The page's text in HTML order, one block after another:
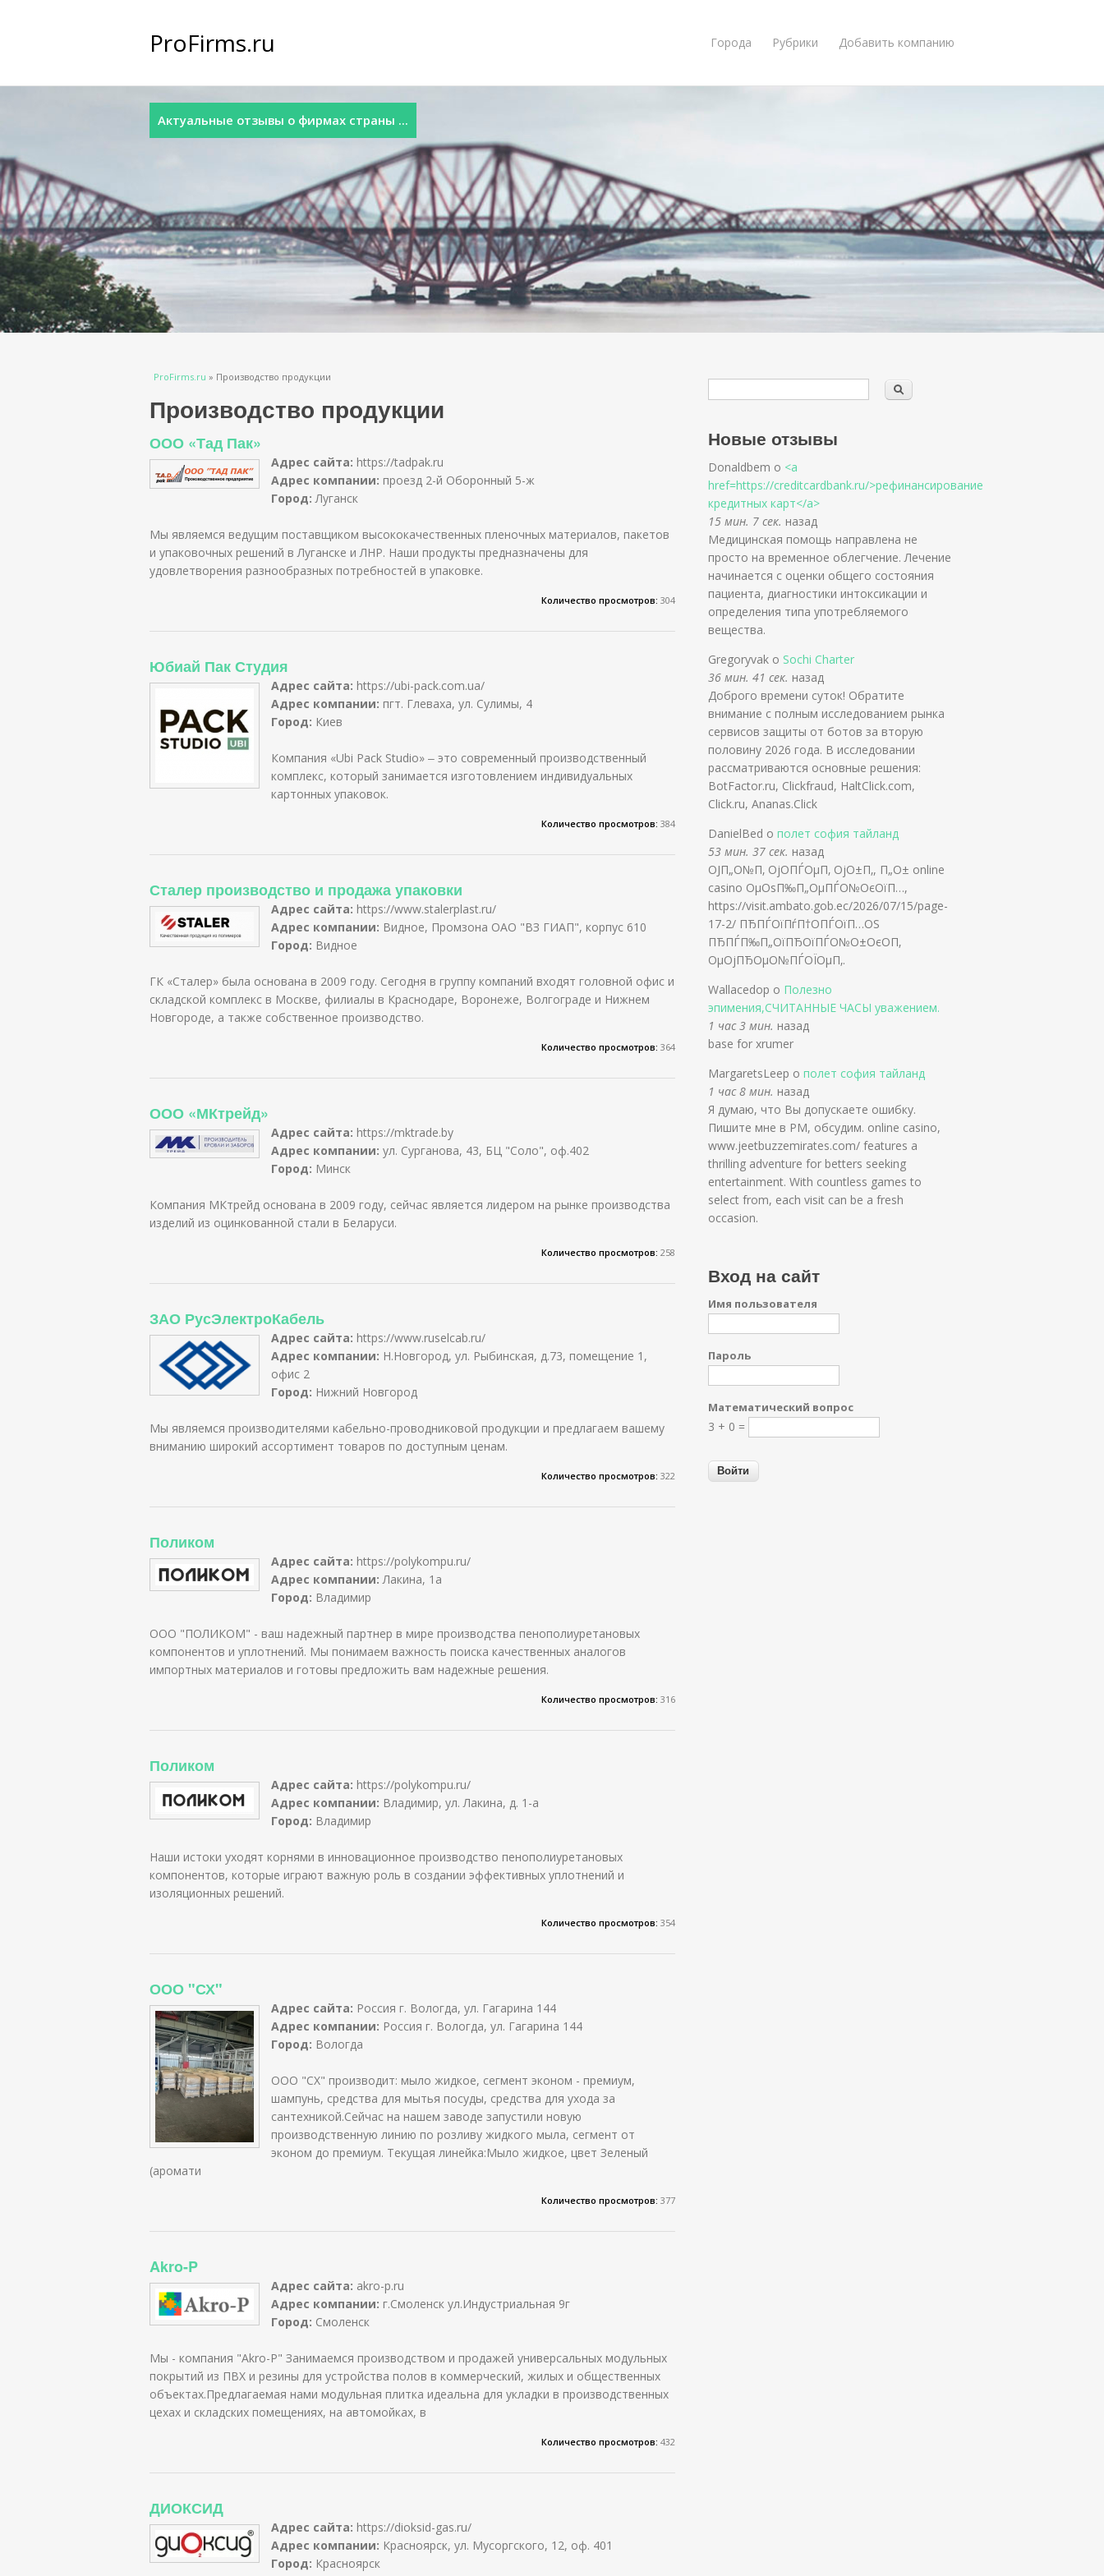
ProFirms.ru Города Рубрики Добавить компанию
Актуальные отзывы о фирмах страны ...
Вы здесь
ProFirms.ru » Производство продукции
Производство продукции
ООО «Тад Пак»
Адрес сайта: https://tadpak.ru
Адрес компании: проезд 2-й Оборонный 5-ж
Город: Луганск
Мы являемся ведущим поставщиком высококачественных пленочных материалов, пакетов
и упаковочных решений в Луганске и ЛНР. Наши продукты предназначены для
удовлетворения разнообразных потребностей в упаковке.
Количество просмотров: 304
Юбиай Пак Студия
Адрес сайта: https://ubi-pack.com.ua/
Адрес компании: пгт. Глеваха, ул. Сулимы, 4
Город: Киев
Компания «Ubi Pack Studio» ‒ это современный производственный
комплекс, который занимается изготовлением индивидуальных
картонных упаковок.
Количество просмотров: 384
Сталер производство и продажа упаковки
Адрес сайта: https://www.stalerplast.ru/
Адрес компании: Видное, Промзона ОАО "ВЗ ГИАП", корпус 610
Город: Видное
ГК «Сталер» была основана в 2009 году. Сегодня в группу компаний входят головной офис и
складской комплекс в Москве, филиалы в Краснодаре, Воронеже, Волгограде и Нижнем
Новгороде, а также собственное производство.
Количество просмотров: 364
ООО «МКтрейд»
Адрес сайта: https://mktrade.by
Адрес компании: ул. Сурганова, 43, БЦ "Соло", оф.402
Город: Минск
Компания МКтрейд основана в 2009 году, сейчас является лидером на рынке производства
изделий из оцинкованной стали в Беларуси.
Количество просмотров: 258
ЗАО РусЭлектроКабель
Адрес сайта: https://www.ruselcab.ru/
Адрес компании: Н.Новгород, ул. Рыбинская, д.73, помещение 1,
офис 2
Город: Нижний Новгород
Мы являемся производителями кабельно-проводниковой продукции и предлагаем вашему
вниманию широкий ассортимент товаров по доступным ценам.
Количество просмотров: 322
Поликом
Адрес сайта: https://polykompu.ru/
Адрес компании: Лакина, 1а
Город: Владимир
ООО "ПОЛИКОМ" - ваш надежный партнер в мире производства пенополиуретановых
компонентов и уплотнений. Мы понимаем важность поиска качественных аналогов
импортных материалов и готовы предложить вам надежные решения.
Количество просмотров: 316
Поликом
Адрес сайта: https://polykompu.ru/
Адрес компании: Владимир, ул. Лакина, д. 1-а
Город: Владимир
Наши истоки уходят корнями в инновационное производство пенополиуретановых
компонентов, которые играют важную роль в создании эффективных уплотнений и
изоляционных решений.
Количество просмотров: 354
ООО "СХ"
Адрес сайта: Россия г. Вологда, ул. Гагарина 144
Адрес компании: Россия г. Вологда, ул. Гагарина 144
Город: Вологда
ООО "СХ" производит: мыло жидкое, сегмент эконом - премиум,
шампунь, средства для мытья посуды, средства для ухода за
сантехникой.Сейчас на нашем заводе запустили новую
производственную линию по розливу жидкого мыла, сегмент от
эконом до премиум. Текущая линейка:Мыло жидкое, цвет Зеленый
(аромати
Количество просмотров: 377
Akro-P
Адрес сайта: akro-p.ru
Адрес компании: г.Смоленск ул.Индустриальная 9г
Город: Смоленск
Мы - компания "Akro-P" Занимаемся производством и продажей универсальных модульных
покрытий из ПВХ и резины для устройства полов в коммерческий, жилых и общественных
объектах.Предлагаемая нами модульная плитка идеальна для укладки в производственных
цехах и складских помещениях, на автомойках, в
Количество просмотров: 432
ДИОКСИД
Адрес сайта: https://dioksid-gas.ru/
Адрес компании: Красноярск, ул. Мусоргского, 12, оф. 401
Город: Красноярск
Новые отзывы
Donaldbem о <a
href=https://creditcardbank.ru/>рефинансирование
кредитных карт</a>
15 мин. 7 сек. назад
Медицинская помощь направлена не
просто на временное облегчение. Лечение
начинается с оценки общего состояния
пациента, диагностики интоксикации и
определения типа употребляемого
вещества.
Gregoryvak о Sochi Charter
36 мин. 41 сек. назад
Доброго времени суток! Обратите
внимание с полным исследованием рынка
сервисов защиты от ботов за вторую
половину 2026 года. В исследовании
рассматриваются основные решения:
BotFactor.ru, Clickfraud, HaltClick.com,
Click.ru, Ananas.Click
DanielBed о полет софия тайланд
53 мин. 37 сек. назад
ОЈП„О№П‚ ОјО­ПЃОµП‚ ОјО±П‚, П„О± online
casino ОµОѕП‰П„ОµПЃО№ОєОїП…,
https://visit.ambato.gob.ec/2026/07/15/page-
17-2/ ПЂПЃОїПѓП†О­ПЃОїП…ОЅ
ПЂПЃП‰П„ОїПЂОїПЃО№О±ОєО­П‚
ОµОјПЂОµО№ПЃОЇОµП‚.
Wallacedop о Полезно
эпимения,СЧИТАННЫЕ ЧАСЫ уважением.
1 час 3 мин. назад
base for xrumer
MargaretsLeep о полет софия тайланд
1 час 8 мин. назад
Я думаю, что Вы допускаете ошибку.
Пишите мне в PM, обсудим. online casino,
www.jeetbuzzemirates.com/ features a
thrilling adventure for betters seeking
entertainment. With countless games to
select from, each visit can be a fresh
occasion.
Вход на сайт
Имя пользователя
Пароль
Математический вопрос
3 + 0 =